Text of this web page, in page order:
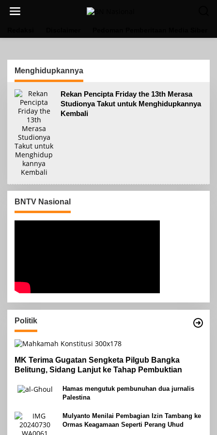
Menghidupkannya
Rekan Pencipta Friday the 13th Merasa
Studionya Takut untuk Menghidupkannya
Kembali
BNTV Nasional
Politik
MK Terima Gugatan Sengketa Pilgub Bangka
Belitung, Sidang Lanjut ke Tahap Pembuktian
Hamas mengutuk pembunuhan dua jurnalis
Palestina
Mulyanto Menilai Pembagian Izin Tambang ke
Ormas Keagamaan Seperti Perang Uhud